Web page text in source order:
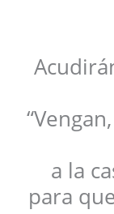
a la
para